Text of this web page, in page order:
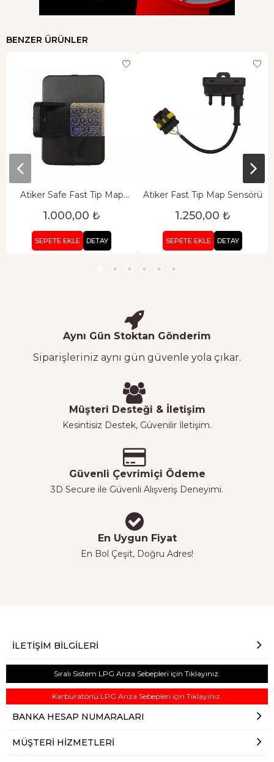
BENZER ÜRÜNLER
Atiker Safe Fast Tip Map
1.000,00 ₺
SEPETE EKLE DETAY
Atiker Fast Tip Map Sensörü
1.250,00 ₺
SEPETE EKLE DETAY
Aynı Gün Stoktan Gönderim
Siparişleriniz aynı gün güvenle yola çıkar.
Müşteri Desteği & İletişim
Kesintisiz Destek, Güvenilir İletişim.
Güvenli Çevrimiçi Ödeme
3D Secure ile Güvenli Alışveriş Deneyimi.
En Uygun Fiyat
En Bol Çeşit, Doğru Adres!
İLETIŞIM BILGILERI
Sıralı Sistem LPG Arıza Sebepleri için Tıklayınız.
Karbüratörlü LPG Arıza Sebepleri için Tıklayınız.
BANKA HESAP NUMARALARI
MÜŞTERI HIZMETLERI